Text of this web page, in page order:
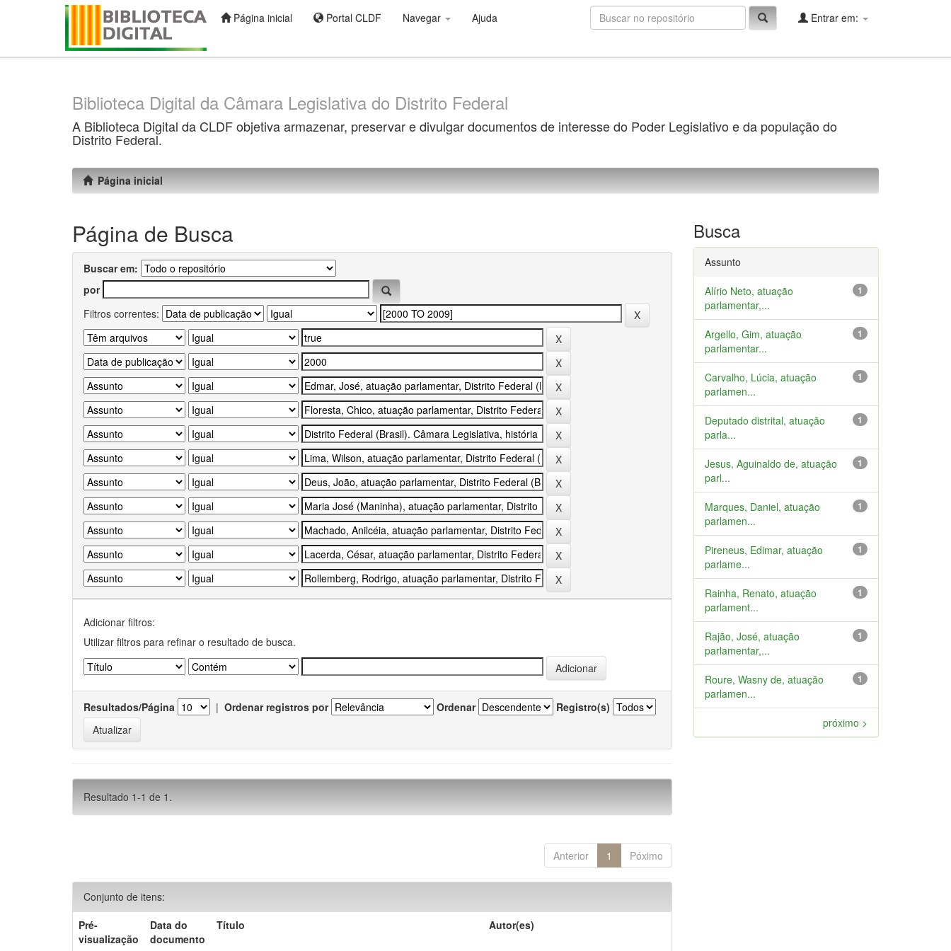
Página inicial Portal CLDF Navegar Ajuda Entrar em:
Biblioteca Digital da Câmara Legislativa do Distrito Federal
A Biblioteca Digital da CLDF objetiva armazenar, preservar e divulgar documentos de interesse do Poder Legislativo e da população do
Distrito Federal.
Página inicial
Página de Busca
Buscar em:
por
Filtros correntes:
Adicionar filtros:
Utilizar filtros para refinar o resultado de busca.
Resultados/Página | Ordenar registros por Ordenar Registro(s)
Resultado 1-1 de 1.
Anterior 1 Póximo
Conjunto de itens:
Pré-
visualização
Data do
documento
Título Autor(es)
Busca
Assunto
1
Alírio Neto, atuação
parlamentar,...
1
Argello, Gim, atuação
parlamentar...
1
Carvalho, Lúcia, atuação
parlamen...
1
Deputado distrital, atuação
parla...
1
Jesus, Aguinaldo de, atuação
parl...
1
Marques, Daniel, atuação
parlamen...
1
Pireneus, Edimar, atuação
parlame...
1
Rainha, Renato, atuação
parlament...
1
Rajão, José, atuação
parlamentar,...
1
Roure, Wasny de, atuação
parlamen...
próximo >